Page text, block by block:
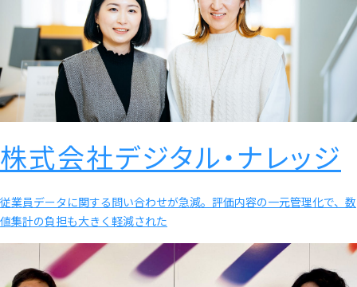
株式会社デジタル・ナレッジ
従業員データに関する問い合わせが急減。評価内容の一元管理化で、数
値集計の負担も大きく軽減された